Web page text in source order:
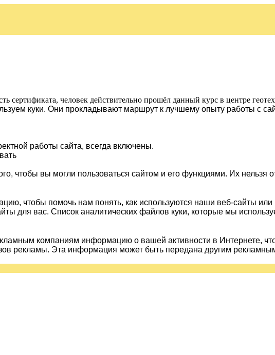
сертификата, человек действительно прошёл данный курс в центре
куки. Они прокладывают маршрут к лучшему опыту работы с
работы сайта, всегда включены.
чтобы вы могли пользоваться сайтом и его функциями. Их нельзя
чтобы помочь нам понять, как используются наши веб-сайты
для вас. Список аналитических файлов куки, которые мы
компаниям информацию о вашей активности в Интернете,
рекламы. Эта информация может быть передана другим